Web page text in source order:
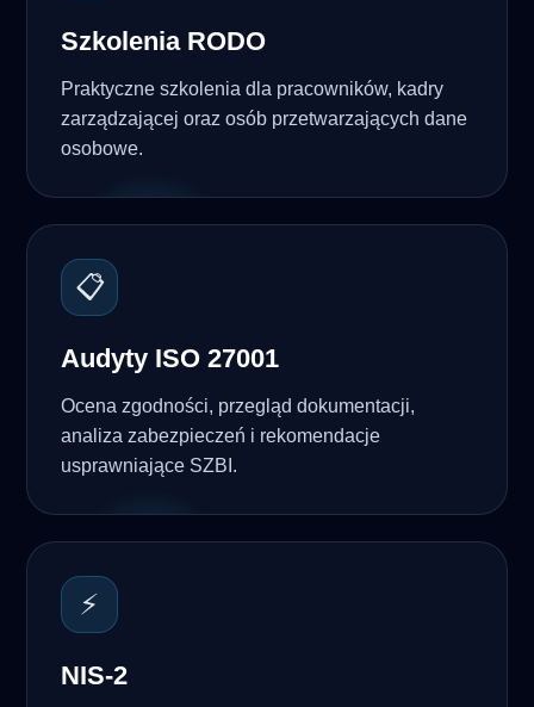
Szkolenia RODO
Praktyczne szkolenia dla pracowników, kadry
zarządzającej oraz osób przetwarzających dane
osobowe.
📋
Audyty ISO 27001
Ocena zgodności, przegląd dokumentacji,
analiza zabezpieczeń i rekomendacje
usprawniające SZBI.
⚡
NIS-2